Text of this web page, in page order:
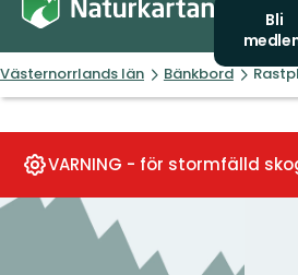
Bli
Västernorrlands län Bänkbord
VARNING - för stormfälld